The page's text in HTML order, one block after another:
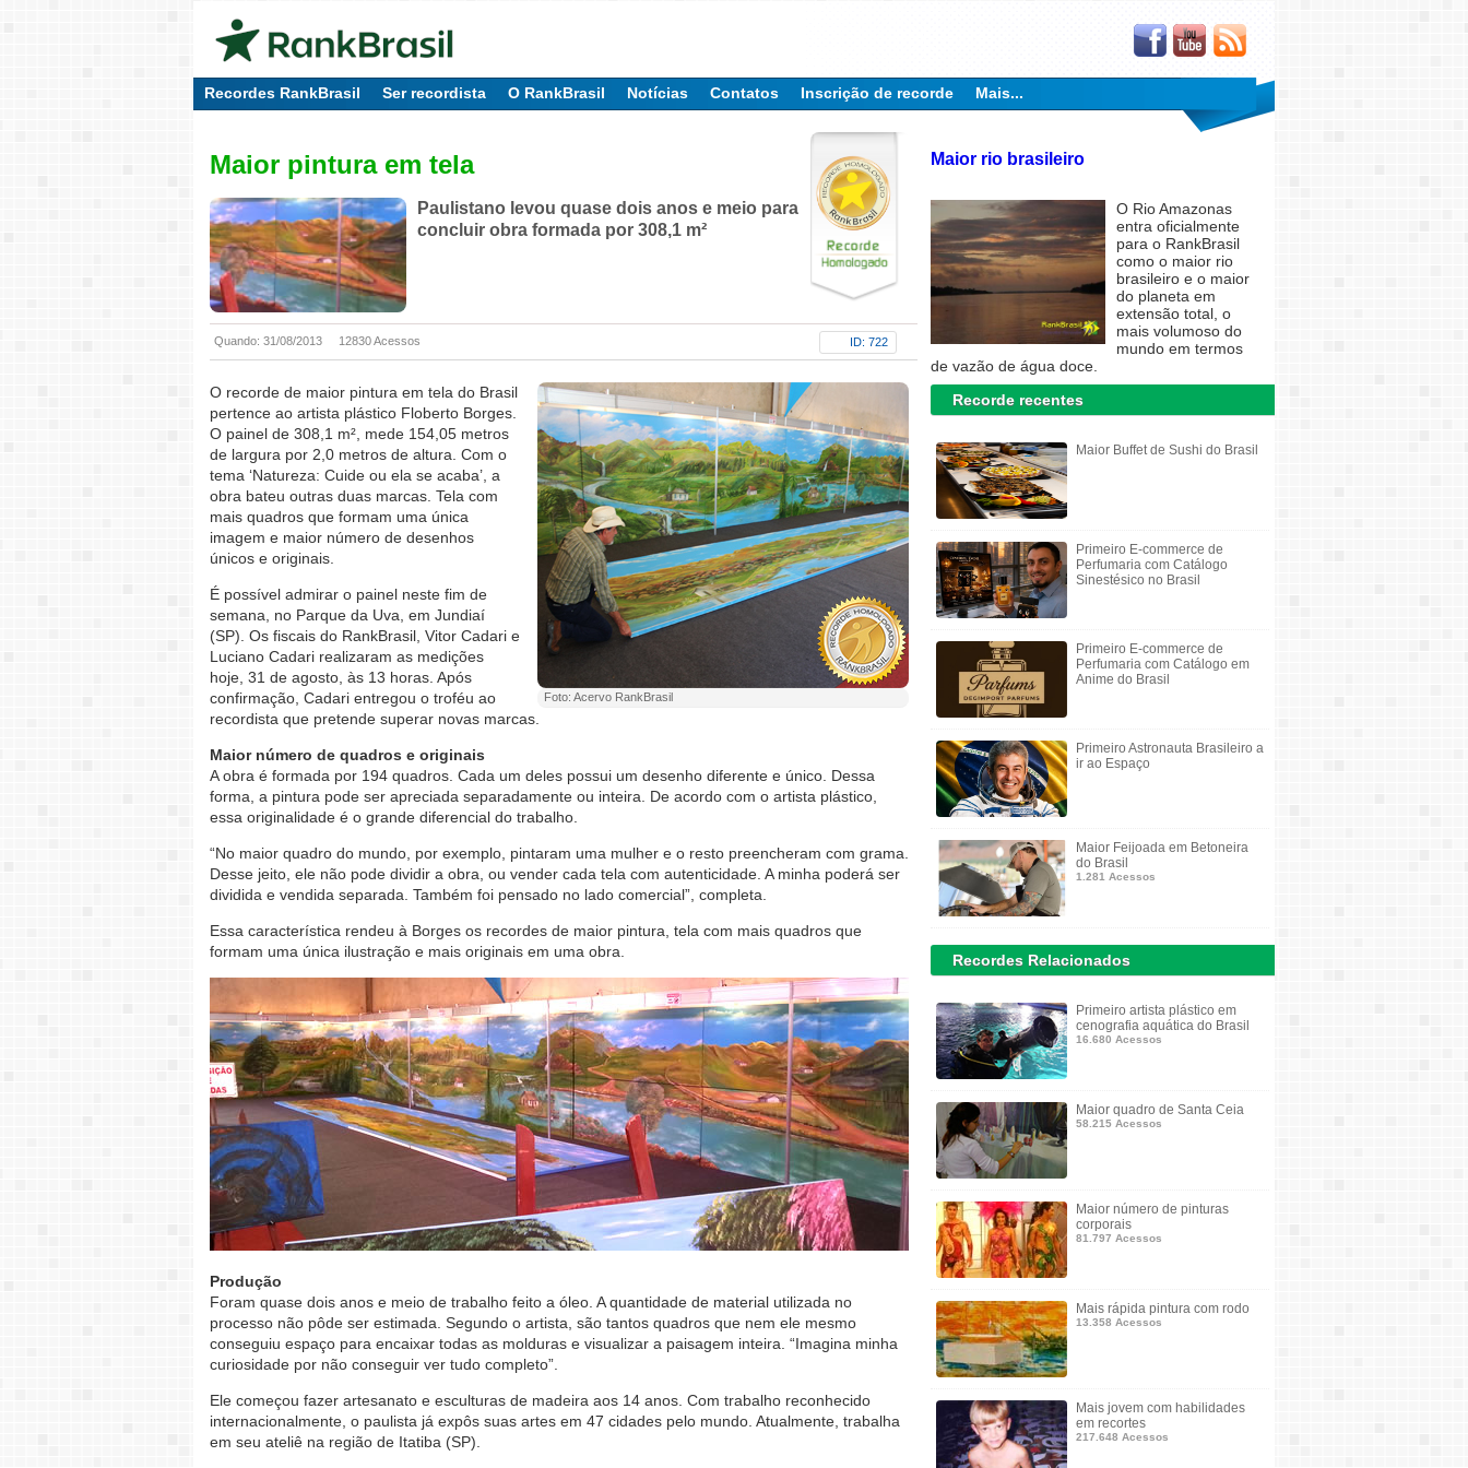
Recordes RankBrasil Ser recordista O RankBrasil Notícias Contatos Inscrição de recorde Mais...
Maior pintura em tela
Paulistano levou quase dois anos e meio para
concluir obra formada por 308,1 m²
Quando: 31/08/2013 12830 Acessos ID: 722
Foto: Acervo RankBrasil
O recorde de maior pintura em tela do Brasil
pertence ao artista plástico Floberto Borges.
O painel de 308,1 m², mede 154,05 metros
de largura por 2,0 metros de altura. Com o
tema ‘Natureza: Cuide ou ela se acaba’, a
obra bateu outras duas marcas. Tela com
mais quadros que formam uma única
imagem e maior número de desenhos
únicos e originais.
É possível admirar o painel neste fim de
semana, no Parque da Uva, em Jundiaí
(SP). Os fiscais do RankBrasil, Vitor Cadari e
Luciano Cadari realizaram as medições
hoje, 31 de agosto, às 13 horas. Após
confirmação, Cadari entregou o troféu ao
recordista que pretende superar novas marcas.
Maior número de quadros e originais
A obra é formada por 194 quadros. Cada um deles possui um desenho diferente e único. Dessa
forma, a pintura pode ser apreciada separadamente ou inteira. De acordo com o artista plástico,
essa originalidade é o grande diferencial do trabalho.
“No maior quadro do mundo, por exemplo, pintaram uma mulher e o resto preencheram com grama.
Desse jeito, ele não pode dividir a obra, ou vender cada tela com autenticidade. A minha poderá ser
dividida e vendida separada. Também foi pensado no lado comercial”, completa.
Essa característica rendeu à Borges os recordes de maior pintura, tela com mais quadros que
formam uma única ilustração e mais originais em uma obra.
Produção
Foram quase dois anos e meio de trabalho feito a óleo. A quantidade de material utilizada no
processo não pôde ser estimada. Segundo o artista, são tantos quadros que nem ele mesmo
conseguiu espaço para encaixar todas as molduras e visualizar a paisagem inteira. “Imagina minha
curiosidade por não conseguir ver tudo completo”.
Ele começou fazer artesanato e esculturas de madeira aos 14 anos. Com trabalho reconhecido
internacionalmente, o paulista já expôs suas artes em 47 cidades pelo mundo. Atualmente, trabalha
em seu ateliê na região de Itatiba (SP).
Maior rio brasileiro
O Rio Amazonas
entra oficialmente
para o RankBrasil
como o maior rio
brasileiro e o maior
do planeta em
extensão total, o
mais volumoso do
mundo em termos
de vazão de água doce.
Recorde recentes
Maior Buffet de Sushi do Brasil
Primeiro E-commerce de
Perfumaria com Catálogo
Sinestésico no Brasil
Primeiro E-commerce de
Perfumaria com Catálogo em
Anime do Brasil
Primeiro Astronauta Brasileiro a
ir ao Espaço
Maior Feijoada em Betoneira
do Brasil
1.281 Acessos
Recordes Relacionados
Primeiro artista plástico em
cenografia aquática do Brasil
16.680 Acessos
Maior quadro de Santa Ceia
58.215 Acessos
Maior número de pinturas
corporais
81.797 Acessos
Mais rápida pintura com rodo
13.358 Acessos
Mais jovem com habilidades
em recortes
217.648 Acessos